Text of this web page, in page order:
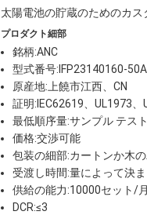
太陽電池の貯蔵のためのカ
プロダクト細部
銘柄:ANC
型式番号:IFP23140160-
原産地:上饒市江西、CN
証明:IEC62619、UL1973、
最低順序量:サンプル テス
価格:交渉可能
包装の細部:カートンか木
受渡し時間:量によって決
供給の能力:10000セット/月
DCR:≤3